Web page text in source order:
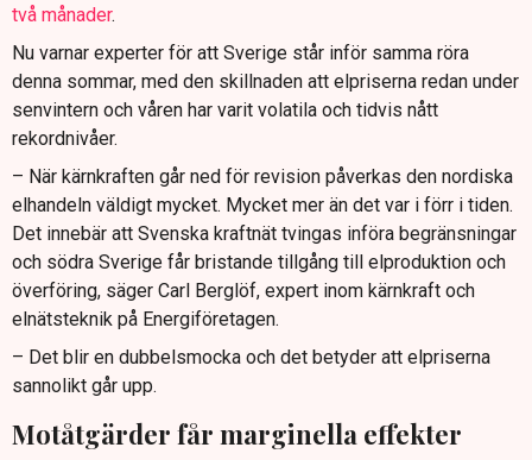
två månader.
Nu varnar experter för att Sverige står inför samma röra
denna sommar, med den skillnaden att elpriserna redan under
senvintern och våren har varit volatila och tidvis nått
rekordnivåer.
– När kärnkraften går ned för revision påverkas den nordiska
elhandeln väldigt mycket. Mycket mer än det var i förr i tiden.
Det innebär att Svenska kraftnät tvingas införa begränsningar
och södra Sverige får bristande tillgång till elproduktion och
överföring, säger Carl Berglöf, expert inom kärnkraft och
elnätsteknik på Energiföretagen.
– Det blir en dubbelsmocka och det betyder att elpriserna
sannolikt går upp.
Motåtgärder får marginella effekter